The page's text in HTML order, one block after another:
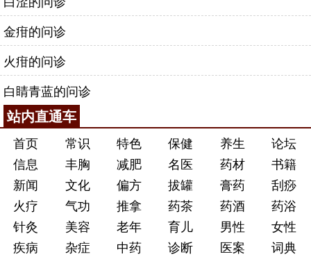
金疳的问诊
火疳的问诊
白睛青蓝的问诊
站内直通车
首页 常识 特色 保健 养生
论坛
信息
丰胸 减肥 名医 药材
书籍
新闻
文化 偏方 拔罐 膏药
刮痧
火疗
气功 推拿 药茶 药酒
药浴
针灸
美容 老年 育儿 男性
女性
疾病
杂症 中药 诊断 医案
词典